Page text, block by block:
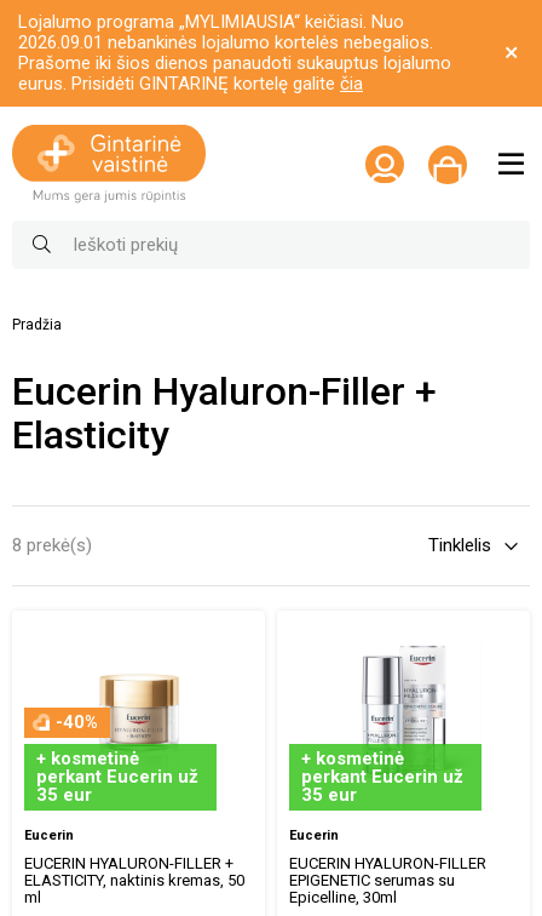
Lojalumo programa „MYLIMIAUSIA“ keičiasi. Nuo
2026.09.01 nebankinės lojalumo kortelės nebegalios.
Prašome iki šios dienos panaudoti sukauptus lojalumo
eurus. Prisidėti GINTARINĘ kortelę galite čia
Pradžia
Eucerin Hyaluron-Filler +
Elasticity
8 prekė(s)
-40%
+ kosmetinė
perkant Eucerin už
35 eur
Eucerin
EUCERIN HYALURON-FILLER +
ELASTICITY, naktinis kremas, 50
ml
+ kosmetinė
perkant Eucerin už
35 eur
Eucerin
EUCERIN HYALURON-FILLER
EPIGENETIC serumas su
Epicelline, 30ml